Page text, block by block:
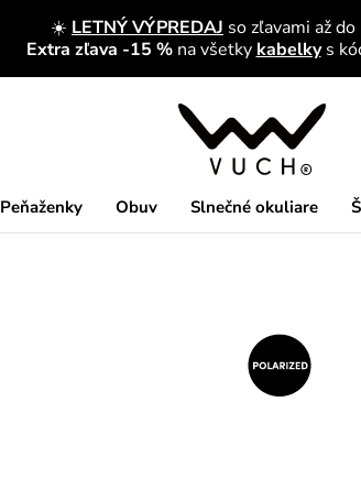
☀️ LETNÝ VÝPREDAJ so zľavami až do
Extra zľava -15 %na všetky kabelkys
Peňaženky Obuv Slnečné okuliare